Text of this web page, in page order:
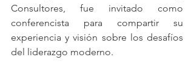
Consultores, fue invitado como
conferencista para compartir su
experiencia y visión sobre los desafíos
del liderazgo moderno.